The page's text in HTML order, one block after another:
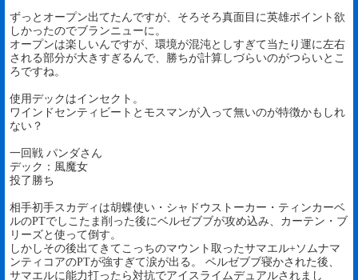
ずっとオープン出てたんですが、そろそろ真面目に英雄ポイント欲
しかったのでブランニューに。
オープンは楽しいんですが、環境が混沌としすぎて当たり運に左右
される部分が大きすぎるんで、勝ちが計算しづらいのがつらいとこ
ろですね。
使用デックはインセクト。
ワインドセンティビートとモスマンが入って無いのが特徴かもしれ
ない？
一回戦 パンダさん
デック：風魔女
投了勝ち
相手初手スカディは胡蝶使い・シャドウストーカー・ティンカーベ
ルのPTでしこたま削った後にベルゼブブが攻め込み、カーテン・ブ
リーズと使って倒す。
しかしその後出てきてこっちのマウント取ったサマエル+ソムナマ
ンティコアのPTが強すぎて涙が出る。 ベルゼブブ寝かされた後、
サマエルに能力打ったら対抗でアイスライムデュアルされまし